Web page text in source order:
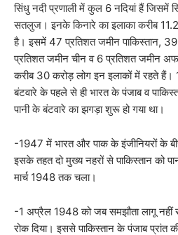
सिंधु नदी प्रणाली में कुल 6 नदियां हैं जिसमें
सतलुज। इनके किनारे का इलाका करीब
है। इसमें 47 प्रतिशत जमीन पाकिस्तान,
प्रतिशत जमीन चीन व 6 प्रतिशत जमीन
करीब 30 करोड़ लोग इन इलाकों में रहते
बंटवारे के पहले से ही भारत के पंजाब व
पानी के बंटवारे का झगड़ा शुरू हो गया था।
-1947 में भारत और पाक के इंजीनियरों के
इसके तहत दो मुख्य नहरों से पाकिस्तान को
मार्च 1948 तक चला।
-1 अप्रैल 1948 को जब समझौता लागू नहीं
रोक दिया। इससे पाकिस्तान के पंजाब